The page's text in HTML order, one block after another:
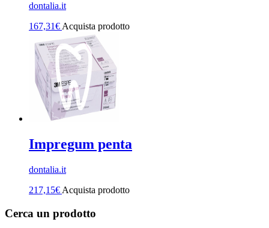
dontalia.it
167,31€ Acquista prodotto
Impregum penta
dontalia.it
217,15€ Acquista prodotto
Cerca un prodotto